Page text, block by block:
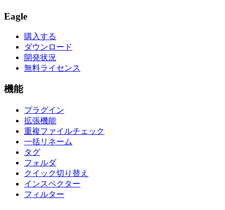
Eagle
購入する
ダウンロード
開発状況
無料ライセンス
機能
プラグイン
拡張機能
重複ファイルチェック
一括リネーム
タグ
フォルダ
クイック切り替え
インスペクター
フィルター